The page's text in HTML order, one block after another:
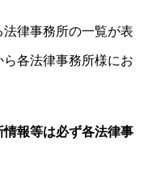
律事務所の一覧が表
各法律事務所様にお
報等は必ず各法律事